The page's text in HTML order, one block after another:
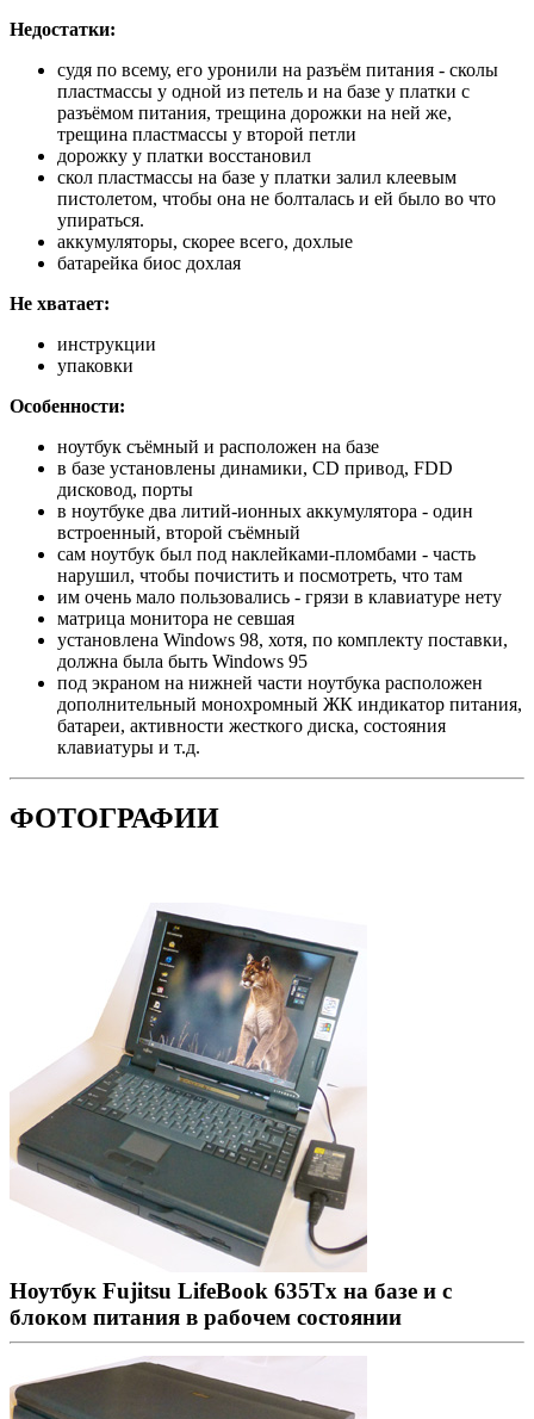
Недостатки:
судя по всему, его уронили на разъём питания - сколы
пластмассы у одной из петель и на базе у платки с
разъёмом питания, трещина дорожки на ней же,
трещина пластмассы у второй петли
дорожку у платки восстановил
скол пластмассы на базе у платки залил клеевым
пистолетом, чтобы она не болталась и ей было во что
упираться.
аккумуляторы, скорее всего, дохлые
батарейка биос дохлая
Не хватает:
инструкции
упаковки
Особенности:
ноутбук съёмный и расположен на базе
в базе установлены динамики, CD привод, FDD
дисковод, порты
в ноутбуке два литий-ионных аккумулятора - один
встроенный, второй съёмный
сам ноутбук был под наклейками-пломбами - часть
нарушил, чтобы почистить и посмотреть, что там
им очень мало пользовались - грязи в клавиатуре нету
матрица монитора не севшая
установлена Windows 98, хотя, по комплекту поставки,
должна была быть Windows 95
под экраном на нижней части ноутбука расположен
дополнительный монохромный ЖК индикатор питания,
батареи, активности жесткого диска, состояния
клавиатуры и т.д.
ФОТОГРАФИИ
Ноутбук Fujitsu LifeBook 635Tx на базе и с
блоком питания в рабочем состоянии